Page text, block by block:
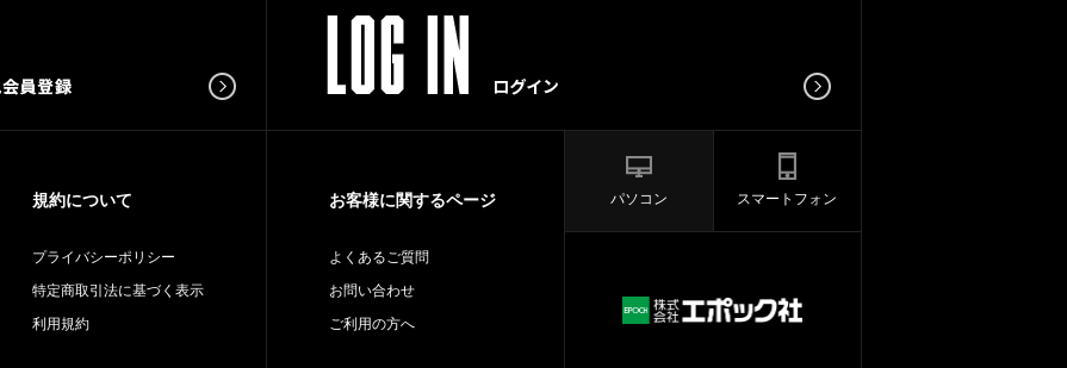
規約について
プライバシーポリシー
特定商取引法に基づく表示
利用規約
お客様に関するページ
よくあるご質問
お問い合わせ
ご利用の方へ
パソコン スマートフォン